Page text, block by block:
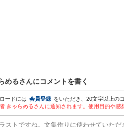
めるさんにコメントを書く
ードには 会員登録 をいただき、20文字以上の
きゃらめるさんに通知されます。使用目的や